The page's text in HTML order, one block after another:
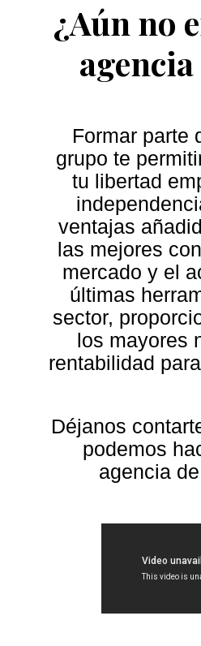
¿Aún no
agencia
Formar parte
grupo te
tu libertad
ventajas
las mejores
mercado y el
últimas
sector,
los mayores
rentabilidad
Déjanos
podemos
agencia